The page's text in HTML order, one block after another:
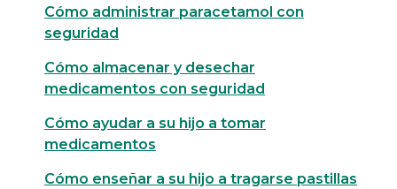
Cómo administrar paracetamol con
seguridad
Cómo almacenar y desechar
medicamentos con seguridad
Cómo ayudar a su hijo a tomar
medicamentos
Cómo enseñar a su hijo a tragarse pastillas